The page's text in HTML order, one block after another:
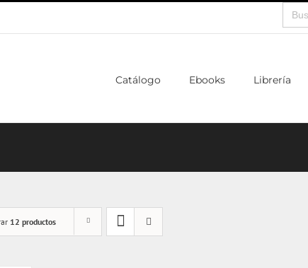
Buscar:
Catálogo Ebooks Librería
12 productos